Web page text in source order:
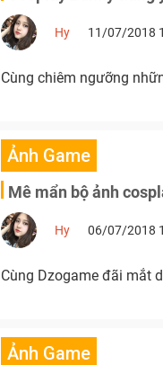
Hy 11/07/2018
Cùng chiêm ngưỡng
Ảnh Game
Mê mẩn bộ ảnh
Hy 06/07/2018
Cùng Dzogame đãi mắt
Ảnh Game